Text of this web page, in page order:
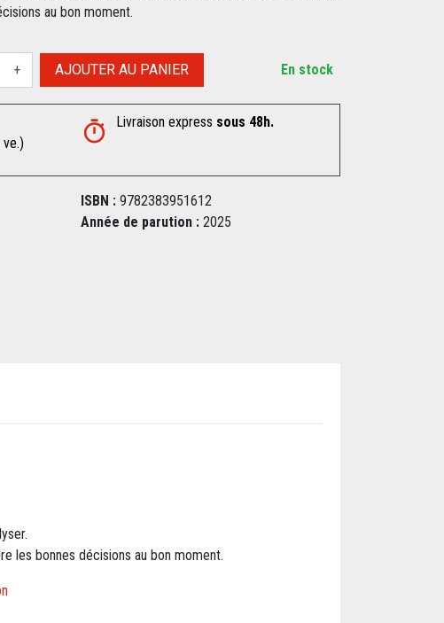
au bon moment.
+ AJOUTER AU PANIER En stock
ve.)
Livraison express sous 48h.
ISBN : 9782383951612
Année de parution : 2025
les bonnes décisions au bon moment.